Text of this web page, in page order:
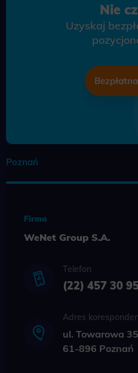
Nie
Uzyskaj
Poznań
Firma
WeNet Group S.A.
Telefon
(22) 457 30
Adres
ul. Towarowa 35
61-896 Poznań